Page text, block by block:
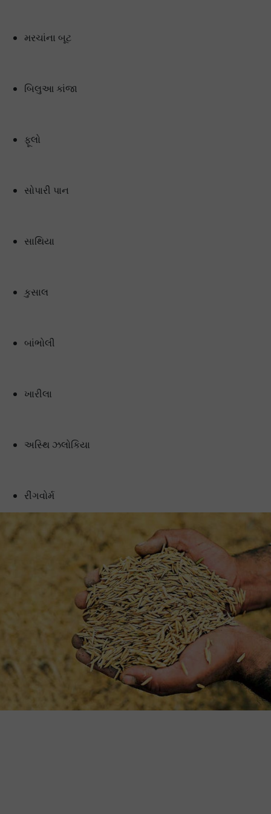
મરચાંના બૂટ
બિલુઆ કાંજા
ફૂલો
સોપારી પાન
સાથિયા
કુસાલ
બાંભોલી
ખારીલા
અસ્થિ ઝલોકિયા
રીંગવોર્મ